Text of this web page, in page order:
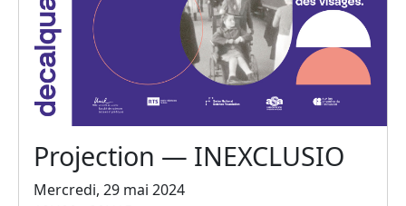
Projection — INEXCLUSIO
Mercredi, 29 mai 2024